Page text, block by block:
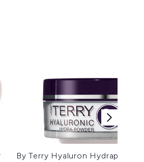
By Terry Hyaluron